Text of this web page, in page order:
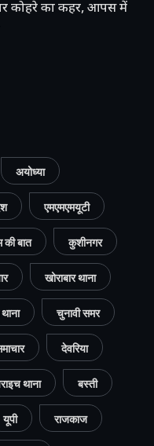
कोहरे का कहर, आपस में
अयोध्या
एमएमएमयूटी
की बात कुशीनगर
खोराबार थाना
चुनावी समर
देवरिया
थाना बस्ती
यूपी राजकाज